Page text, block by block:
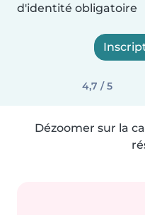
d'identité obligatoire
4,7 / 5
Dézoomer sur la